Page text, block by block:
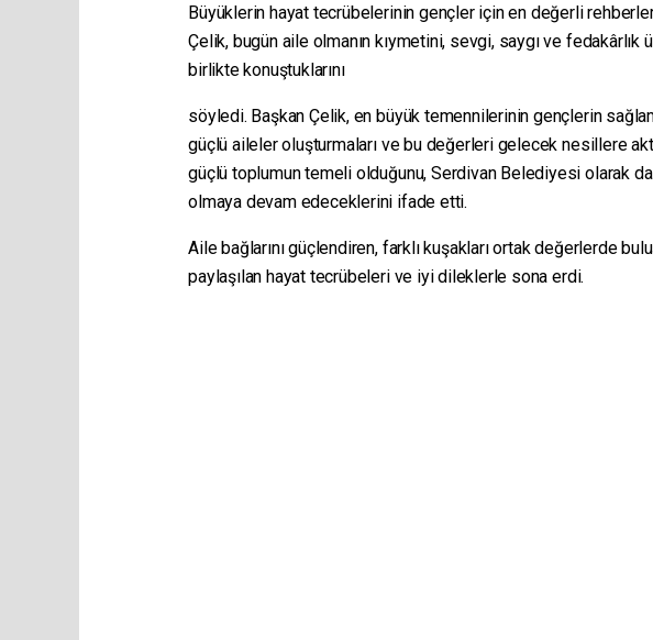
Büyüklerin hayat tecrübelerinin gençler için en değerli
Çelik, bugün aile olmanın kıymetini, sevgi, saygı ve
birlikte konuştuklarını
söyledi. Başkan Çelik, en büyük temennilerinin gençlerin
güçlü aileler oluşturmaları ve bu değerleri gelecek nesillere
güçlü toplumun temeli olduğunu, Serdivan Belediyesi olarak da
olmaya devam edeceklerini ifade etti.
Aile bağlarını güçlendiren, farklı kuşakları ortak değerlerde
paylaşılan hayat tecrübeleri ve iyi dileklerle sona erdi.